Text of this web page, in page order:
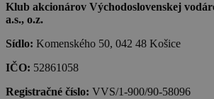
Klub akcionárov Východoslovenskej
a.s., o.z.
Sídlo: Komenského 50, 042 48 Košice
IČO: 52861058
Registračné číslo: VVS/1-900/90-58096